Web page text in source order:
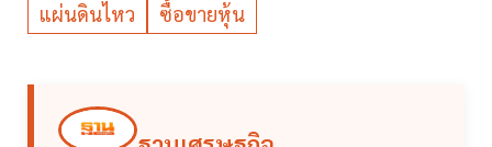
แผ่นดินไหว
ซื้อขายหุ้น